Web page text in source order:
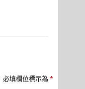
必填欄位標示為 *